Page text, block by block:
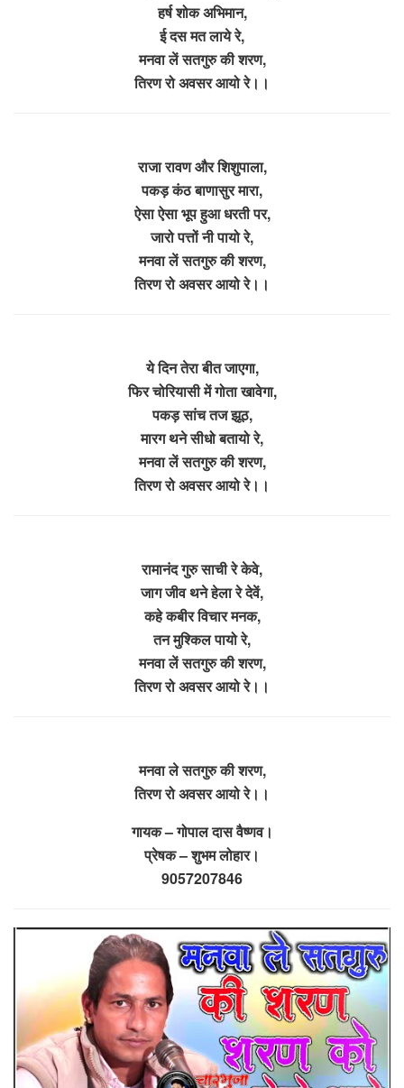
हर्ष शोक अभिमान,
ई दस मत लाये रे,
मनवा लें सतगुरु की शरण,
तिरण रो अवसर आयो रे।।
राजा रावण और शिशुपाला,
पकड़ कंठ बाणासुर मारा,
ऐसा ऐसा भूप हुआ धरती पर,
जारो पत्तों नी पायो रे,
मनवा लें सतगुरु की शरण,
तिरण रो अवसर आयो रे।।
ये दिन तेरा बीत जाएगा,
फिर चोरियासी में गोता खावेगा,
पकड़ सांच तज झूठ,
मारग थने सीधो बतायो रे,
मनवा लें सतगुरु की शरण,
तिरण रो अवसर आयो रे।।
रामानंद गुरु साची रे केवे,
जाग जीव थने हेला रे देवें,
कहे कबीर विचार मनक,
तन मुश्किल पायो रे,
मनवा लें सतगुरु की शरण,
तिरण रो अवसर आयो रे।।
मनवा ले सतगुरु की शरण,
तिरण रो अवसर आयो रे।।
गायक – गोपाल दास वैष्णव।
प्रेषक – शुभम लोहार।
9057207846